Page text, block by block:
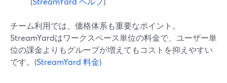
チーム利用では、価格体系も重要なポイント。
StreamYardはワークスペース単位の料金で、ユーザー単
位の課金よりもグループが増えてもコストを抑えやすい
です。(StreamYard 料金)